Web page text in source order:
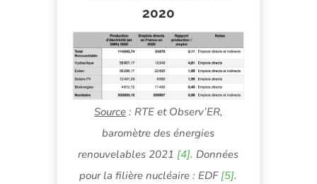
2020
Source: RTE et Observ’ER,
baromètre des énergies
renouvelables 2021 [4]. Données
pour la filière nucléaire : EDF [5].